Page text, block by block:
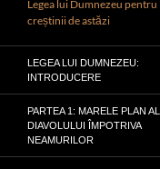
Legea lui Dumnezeu pentru
creștinii de astăzi
LEGEA LUI DUMNEZEU:
INTRODUCERE
PARTEA 1: MARELE PLAN AL
DIAVOLULUI ÎMPOTRIVA
NEAMURILOR